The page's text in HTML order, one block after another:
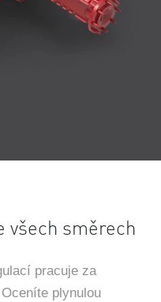
všech směrech
pracuje za
plynulou